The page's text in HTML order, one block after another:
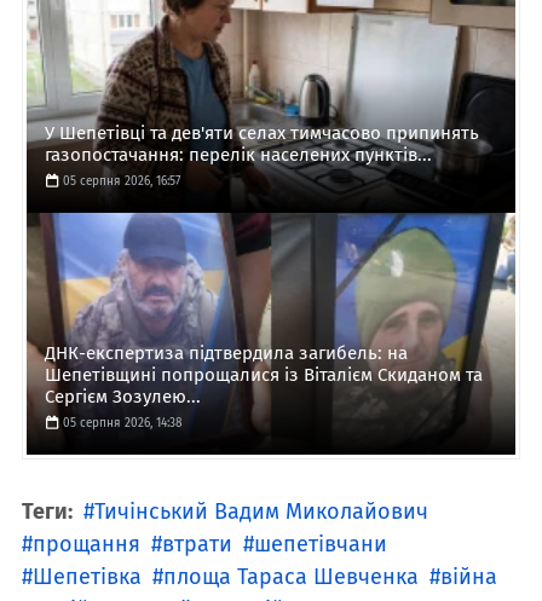
У Шепетівці та дев'яти селах тимчасово припинять
газопостачання: перелік населених пунктів...
05 серпня 2026, 16:57
ДНК-експертиза підтвердила загибель: на
Шепетівщині попрощалися із Віталієм Скиданом та
Сергієм Зозулею...
05 серпня 2026, 14:38
Теги:
Тичінський Вадим Миколайович
прощання
втрати
шепетівчани
Шепетівка
площа Тараса Шевченка
війна